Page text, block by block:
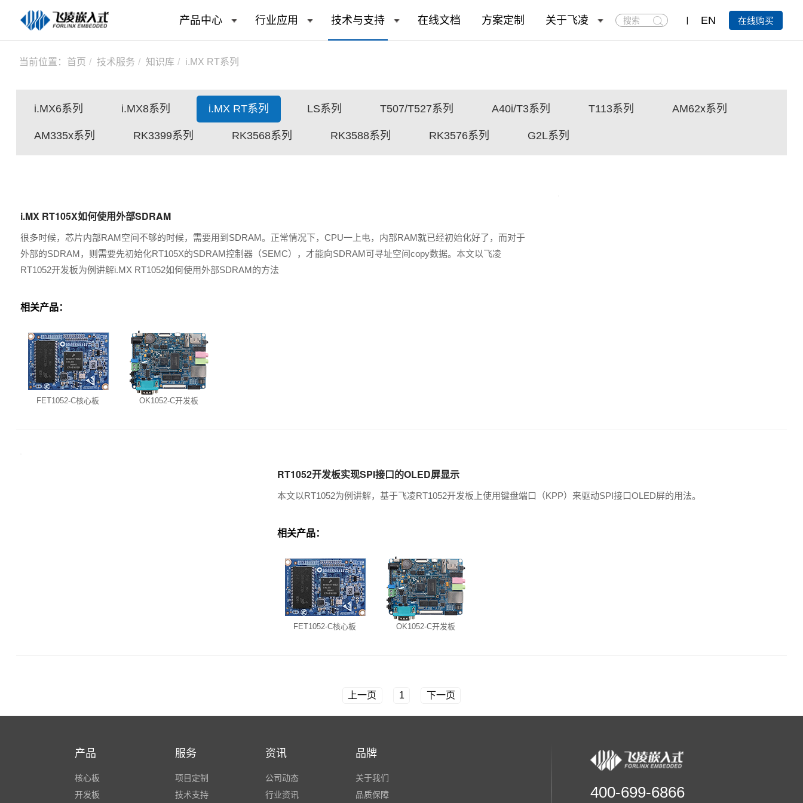
产品中心 行业应用 技术与支持 在线文档 方案定制 关于飞凌
搜
索
EN 在线购买
当前位置： 首页 技术服务 知识库 i.MX RT系列
i.MX6系列 i.MX8系列 i.MX RT系列 LS系列 T507/T527系列 A40i/T3系列 T113系列 AM62x系列
AM335x系列 RK3399系列 RK3568系列 RK3588系列 RK3576系列 G2L系列
i.MX RT105X如何使用外部SDRAM
很多时候，芯片内部RAM空间不够的时候，需要用到SDRAM。正常情况下，CPU一上电，内部RAM就已经初始化好了，而对于
外部的SDRAM，则需要先初始化RT105X的SDRAM控制器（SEMC），才能向SDRAM可寻址空间copy数据。本文以飞凌
RT1052开发板为例讲解i.MX RT1052如何使用外部SDRAM的方法
相关产品：
FET1052-C核心板 OK1052-C开发板
RT1052开发板实现SPI接口的OLED屏显示
本文以RT1052为例讲解，基于飞凌RT1052开发板上使用键盘端口（KPP）来驱动SPI接口OLED屏的用法。
相关产品：
FET1052-C核心板 OK1052-C开发板
上一页 1 下一页
产品
核心板
开发板
服务
项目定制
技术支持
资讯
公司动态
行业资讯
品牌
关于我们
品质保障
400-699-6866